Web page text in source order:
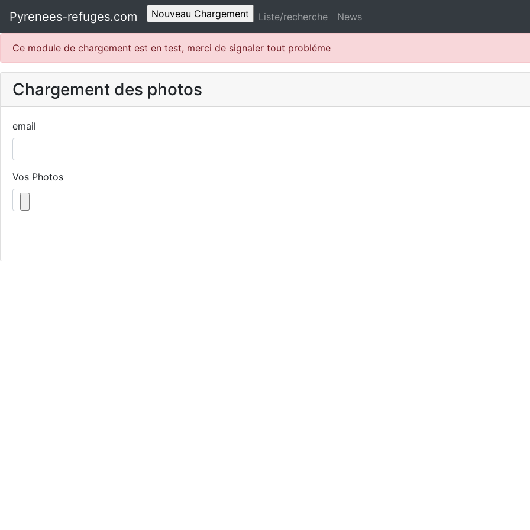
Pyrenees-refuges.com Liste/recherche News
Ce module de chargement est en test, merci de signaler tout probléme
Chargement des photos
email
Vos Photos